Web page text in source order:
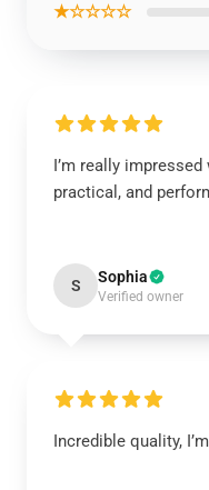
★☆☆☆☆
I’m really
practical, and
S Sophia
Verified owner
Incredible quality,